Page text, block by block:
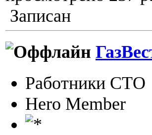
Записан
Работники СТО
Hero Member